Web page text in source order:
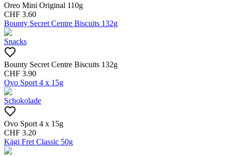
Oreo Mini Original 110g
CHF 3.60
Bounty Secret Centre Biscuits 132g
Snacks
Bounty Secret Centre Biscuits 132g
CHF 3.90
Ovo Sport 4 x 15g
Schokolade
Ovo Sport 4 x 15g
CHF 3.20
Kägi Fret Classic 50g